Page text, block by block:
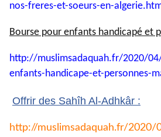
nos-freres-et-soeurs-en-algerie.
Bourse pour enfants handicapé et
http://muslimsadaquah.fr/2020/
enfants-handicape-et-personnes-
Offrir des Sahîh Al-Adhkâr :
http://muslimsadaquah.fr/2020/